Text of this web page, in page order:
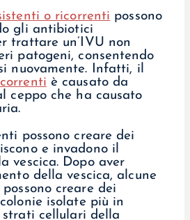
o ricorrenti possono
gli antibiotici
trattare un’IVU non
patogeni, consentendo
nuovamente. Infatti, il
è causato da
ceppo che ha causato
possono creare dei
e invadono il
vescica. Dopo aver
della vescica, alcune
creare dei
isolate più in
cellulari della